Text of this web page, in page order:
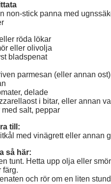
non-stick panna med
röda lökar
eller olivolja
bladspenat
parmesan (eller annan ost)
delade
i bitar, eller annan
salt, peppar
till:
med vinägrett eller annan
så här:
tunt. Hetta upp olja eller
färg.
och rör om en liten